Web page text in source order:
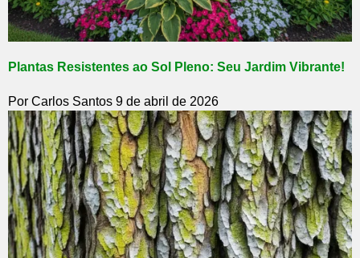
Plantas Resistentes ao Sol Pleno: Seu Jardim Vibrante!
Por Carlos Santos 9 de abril de 2026